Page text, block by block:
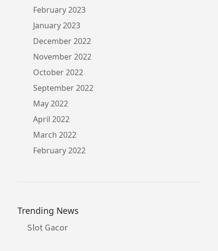
February 2023
January 2023
December 2022
November 2022
October 2022
September 2022
May 2022
April 2022
March 2022
February 2022
Trending News
Slot Gacor